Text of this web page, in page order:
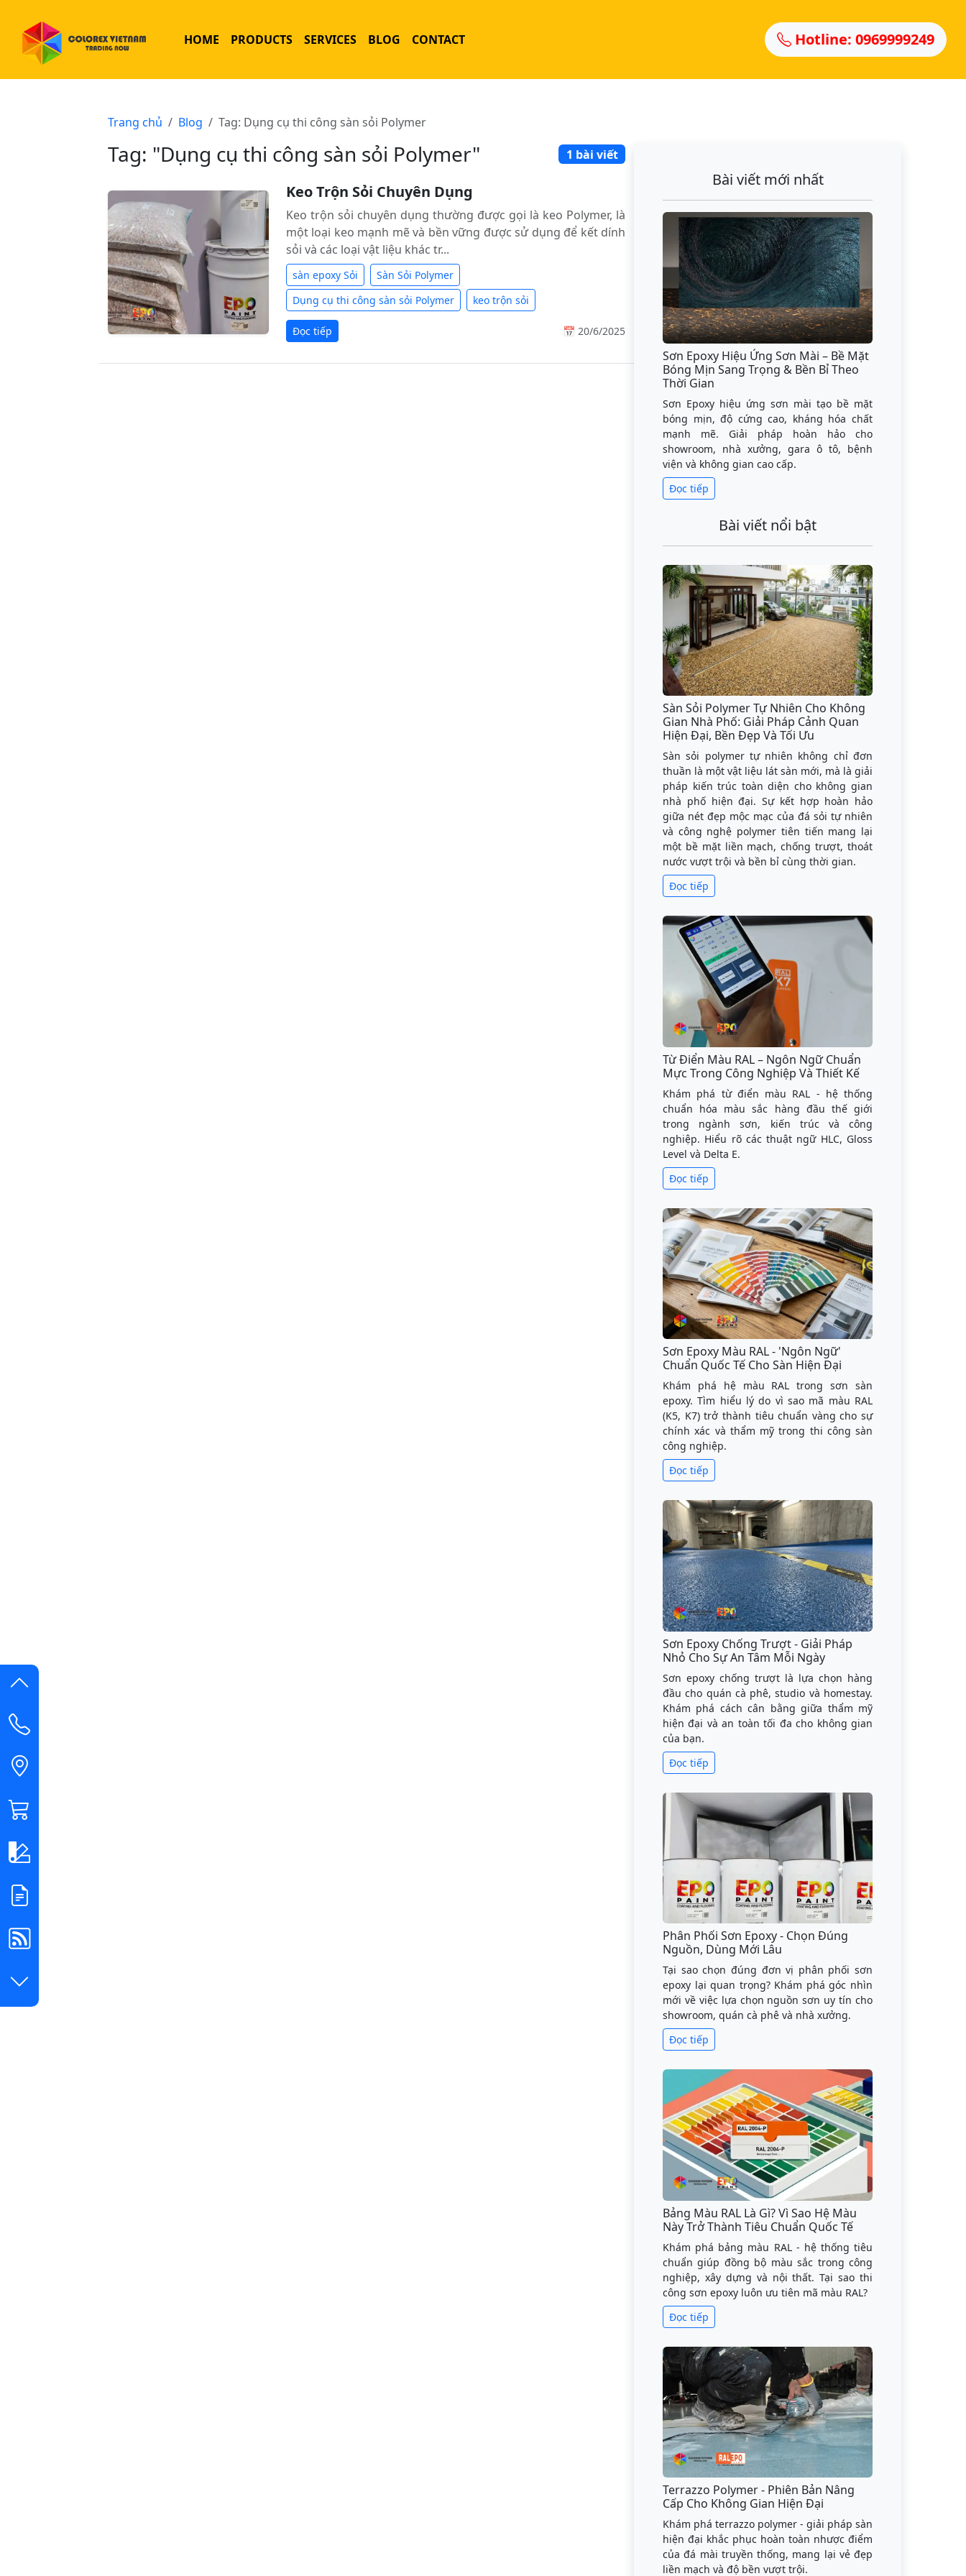
HOME PRODUCTS SERVICES BLOG CONTACT Hotline: 0969999249
Trang chủ Blog Tag: Dụng cụ thi công sàn sỏi Polymer
Tag: "Dụng cụ thi công sàn sỏi Polymer" 1 bài viết
Keo Trộn Sỏi Chuyên Dụng
Keo trộn sỏi chuyên dụng thường được gọi là keo Polymer, là
một loại keo mạnh mẽ và bền vững được sử dụng để kết dính
sỏi và các loại vật liệu khác tr...
sàn epoxy Sỏi
Sàn Sỏi Polymer
Dụng cụ thi công sàn sỏi Polymer
keo trộn sỏi
Đọc tiếp 📅 20/6/2025
Bài viết mới nhất
Sơn Epoxy Hiệu Ứng Sơn Mài – Bề Mặt
Bóng Mịn Sang Trọng & Bền Bỉ Theo
Thời Gian
Sơn Epoxy hiệu ứng sơn mài tạo bề mặt
bóng mịn, độ cứng cao, kháng hóa chất
mạnh mẽ. Giải pháp hoàn hảo cho
showroom, nhà xưởng, gara ô tô, bệnh
viện và không gian cao cấp.
Đọc tiếp
Bài viết nổi bật
Sàn Sỏi Polymer Tự Nhiên Cho Không
Gian Nhà Phố: Giải Pháp Cảnh Quan
Hiện Đại, Bền Đẹp Và Tối Ưu
Sàn sỏi polymer tự nhiên không chỉ đơn
thuần là một vật liệu lát sàn mới, mà là giải
pháp kiến trúc toàn diện cho không gian
nhà phố hiện đại. Sự kết hợp hoàn hảo
giữa nét đẹp mộc mạc của đá sỏi tự nhiên
và công nghệ polymer tiên tiến mang lại
một bề mặt liền mạch, chống trượt, thoát
nước vượt trội và bền bỉ cùng thời gian.
Đọc tiếp
Từ Điển Màu RAL – Ngôn Ngữ Chuẩn
Mực Trong Công Nghiệp Và Thiết Kế
Khám phá từ điển màu RAL - hệ thống
chuẩn hóa màu sắc hàng đầu thế giới
trong ngành sơn, kiến trúc và công
nghiệp. Hiểu rõ các thuật ngữ HLC, Gloss
Level và Delta E.
Đọc tiếp
Sơn Epoxy Màu RAL - 'Ngôn Ngữ'
Chuẩn Quốc Tế Cho Sàn Hiện Đại
Khám phá hệ màu RAL trong sơn sàn
epoxy. Tìm hiểu lý do vì sao mã màu RAL
(K5, K7) trở thành tiêu chuẩn vàng cho sự
chính xác và thẩm mỹ trong thi công sàn
công nghiệp.
Đọc tiếp
Sơn Epoxy Chống Trượt - Giải Pháp
Nhỏ Cho Sự An Tâm Mỗi Ngày
Sơn epoxy chống trượt là lựa chọn hàng
đầu cho quán cà phê, studio và homestay.
Khám phá cách cân bằng giữa thẩm mỹ
hiện đại và an toàn tối đa cho không gian
của bạn.
Đọc tiếp
Phân Phối Sơn Epoxy - Chọn Đúng
Nguồn, Dùng Mới Lâu
Tại sao chọn đúng đơn vị phân phối sơn
epoxy lại quan trọng? Khám phá góc nhìn
mới về việc lựa chọn nguồn sơn uy tín cho
showroom, quán cà phê và nhà xưởng.
Đọc tiếp
Bảng Màu RAL Là Gì? Vì Sao Hệ Màu
Này Trở Thành Tiêu Chuẩn Quốc Tế
Khám phá bảng màu RAL - hệ thống tiêu
chuẩn giúp đồng bộ màu sắc trong công
nghiệp, xây dựng và nội thất. Tại sao thi
công sơn epoxy luôn ưu tiên mã màu RAL?
Đọc tiếp
Terrazzo Polymer - Phiên Bản Nâng
Cấp Cho Không Gian Hiện Đại
Khám phá terrazzo polymer - giải pháp sàn
hiện đại khắc phục hoàn toàn nhược điểm
của đá mài truyền thống, mang lại vẻ đẹp
liền mạch và độ bền vượt trội.